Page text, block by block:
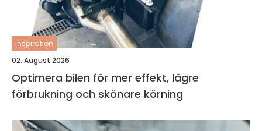
inspiration
02. August 2026
Optimera bilen för mer effekt, lägre
förbrukning och skönare körning